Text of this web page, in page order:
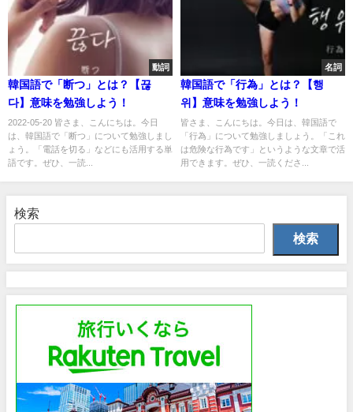
動詞
韓国語で「断つ」とは？【끊
다】意味を勉強しよう！
2022-05-20 皆さま、こんにちは。今日
は、韓国語で「断つ」について勉強しまし
ょう。「電話を切る」などにも活用する単
語です。ぜひ、一読...
名詞
韓国語で「行為」とは？【행
위】意味を勉強しよう！
皆さま、こんにちは。今日は、韓国語で
「行為」について勉強しましょう。「これ
は危険な行為です」というような文章で活
用できます。ぜひ、一読くださ...
検索
検索